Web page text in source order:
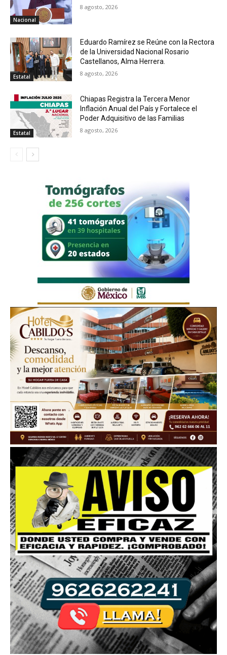
Nacional
8 agosto, 2026
Estatal
Eduardo Ramírez se Reúne con la Rectora
de la Universidad Nacional Rosario
Castellanos, Alma Herrera.
8 agosto, 2026
Estatal
Chiapas Registra la Tercera Menor
Inflación Anual del País y Fortalece el
Poder Adquisitivo de las Familias
8 agosto, 2026